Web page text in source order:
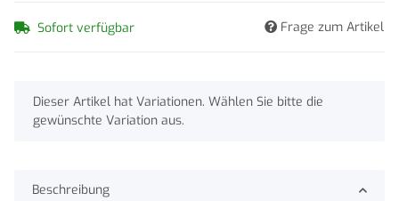
Sofort verfügbar Frage zum Artikel
x
Dieser Artikel hat Variationen. Wählen Sie bitte die
gewünschte Variation aus.
Beschreibung